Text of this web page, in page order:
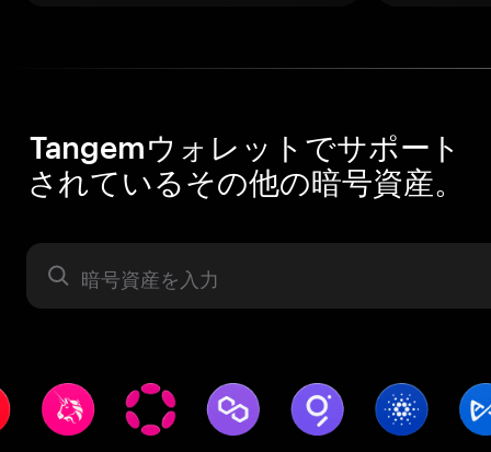
Tangemウォレットでサポート
されているその他の暗号資産。
暗号資産